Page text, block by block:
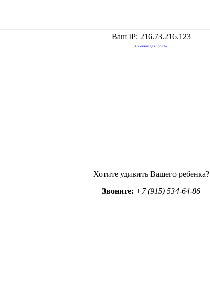
Ваш IP: 216.73.216.123
Счетчик для Joomla
Хотите удивить Вашего ребенка?
Звоните: +7 (915) 534-64-86